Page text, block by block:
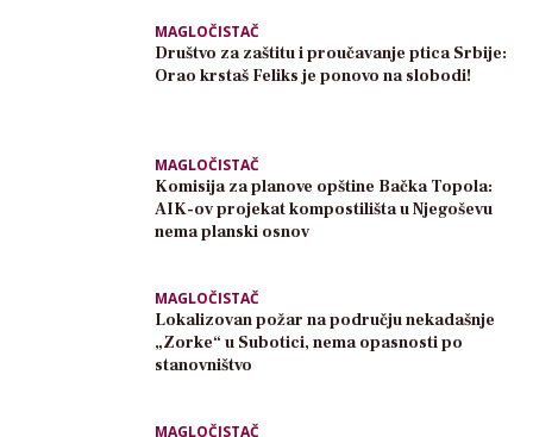
MAGLOČISTAČ
Društvo za zaštitu i proučavanje ptica Srbije:
Orao krstaš Feliks je ponovo na slobodi!
MAGLOČISTAČ
Komisija za planove opštine Bačka Topola:
AIK-ov projekat kompostilišta u Njegoševu
nema planski osnov
MAGLOČISTAČ
Lokalizovan požar na području nekadašnje
„Zorke“ u Subotici, nema opasnosti po
stanovništvo
MAGLOČISTAČ